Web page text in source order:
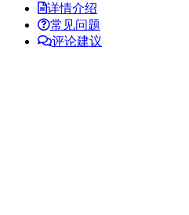
详情介绍
常见问题
评论建议